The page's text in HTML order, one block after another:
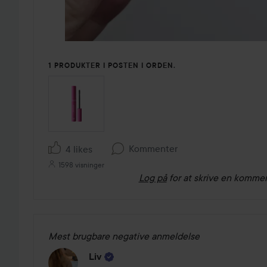
1 PRODUKTER I POSTEN I ORDEN.
4 likes Kommenter
1598 visninger
Log på for at skrive en
Mest brugbare negative anmeldelse
Liv